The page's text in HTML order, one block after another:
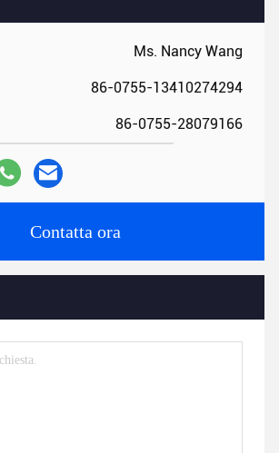
Ms. Nancy Wang
86-0755-13410274294
86-0755-28079166
Contatta ora